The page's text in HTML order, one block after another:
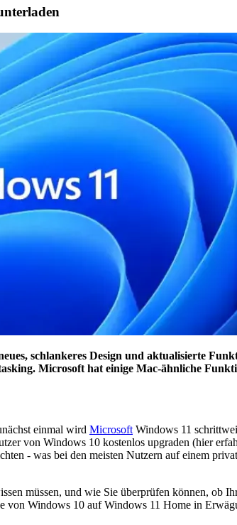
schlankeres Design und aktualisierte
Microsoft hat einige Mac-ähnliche
einmal wird MicrosoftWindows 11
von Windows 10 kostenlos upgraden (hier
- was bei den meisten Nutzern auf einem
müssen, und wie Sie überprüfen können, ob
von Windows 10 auf Windows 11 Home in